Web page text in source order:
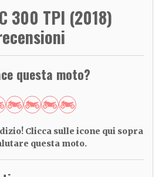
300 TPI (2018)
questa moto?
Clicca sulle icone qui sopra
questa moto.